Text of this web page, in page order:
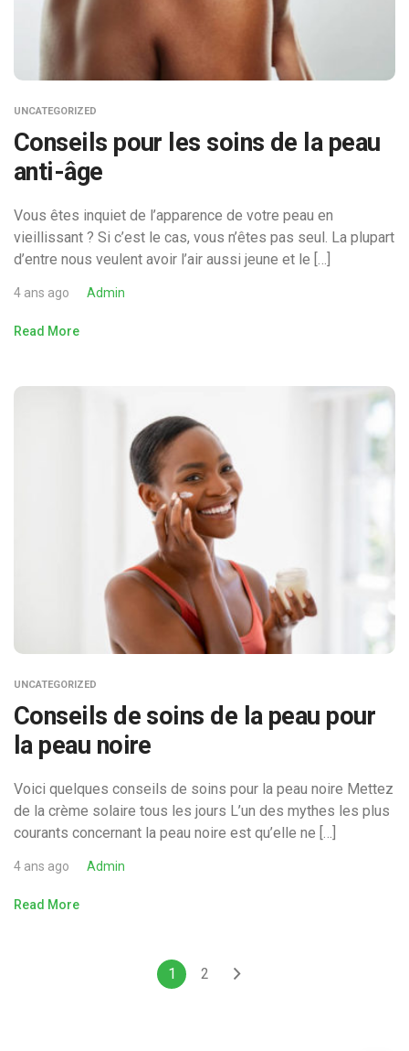
UNCATEGORIZED
Conseils pour les soins de la peau
anti-âge
Vous êtes inquiet de l’apparence de votre peau en
vieillissant ? Si c’est le cas, vous n’êtes pas seul. La plupart
d’entre nous veulent avoir l’air aussi jeune et le […]
4 ans ago Admin
Read More
UNCATEGORIZED
Conseils de soins de la peau pour
la peau noire
Voici quelques conseils de soins pour la peau noire Mettez
de la crème solaire tous les jours L’un des mythes les plus
courants concernant la peau noire est qu’elle ne […]
4 ans ago Admin
Read More
1 2